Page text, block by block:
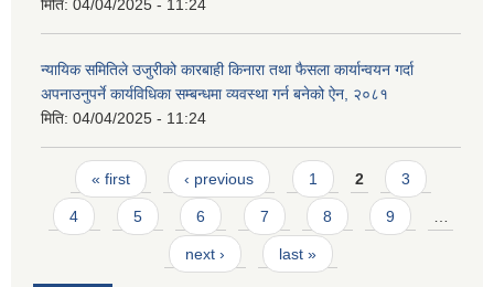
मिति: 04/04/2025 - 11:24
न्यायिक समितिले उजुरीको कारबाही किनारा तथा फैसला कार्यान्वयन गर्दा
अपनाउनुपर्ने कार्यविधिका सम्बन्धमा व्यवस्था गर्न बनेको ऐन, २०८१
मिति: 04/04/2025 - 11:24
Pages
« first ‹ previous 1 2 3
4 5 6 7 8 9
next › last »